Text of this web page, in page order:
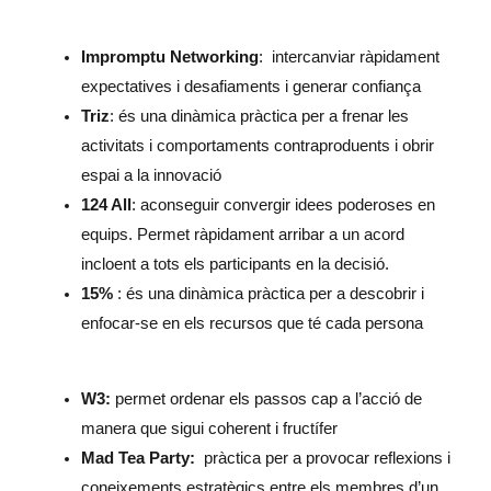
Impromptu Networking: intercanviar ràpidament
expectatives i desafiaments i generar confiança
Triz: és una dinàmica pràctica per a frenar les
activitats i comportaments contraproduents i obrir
espai a la innovació
124 All : aconseguir convergir idees poderoses en
equips. Permet ràpidament arribar a un acord
incloent a tots els participants en la decisió.
15%: és una dinàmica pràctica per a descobrir i
enfocar-se en els recursos que té cada persona
W3: permet ordenar els passos cap a l’acció de
manera que sigui coherent i fructífer
Mad Tea Party: pràctica per a provocar reflexions i
coneixements estratègics entre els membres d’un